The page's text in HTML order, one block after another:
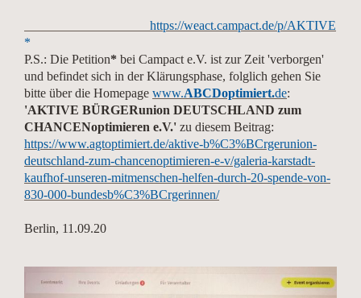
https://weact.campact.de/p/AKTIVE
*
P.S.: Die Petition* bei Campact e.V. ist zur Zeit 'verborgen'
und befindet sich in der Klärungsphase, folglich gehen Sie
bitte über die Homepage www.ABCDoptimiert.de:
'AKTIVE BÜRGERunion DEUTSCHLAND zum
CHANCENoptimieren e.V.' zu diesem Beitrag:
https://www.agtoptimiert.de/aktive-b%C3%BCrgerunion-
deutschland-zum-chancenoptimieren-e-v/galeria-karstadt-
kaufhof-unseren-mitmenschen-helfen-durch-20-spende-von-
830-000-bundesb%C3%BCrgerinnen/
Berlin, 11.09.20